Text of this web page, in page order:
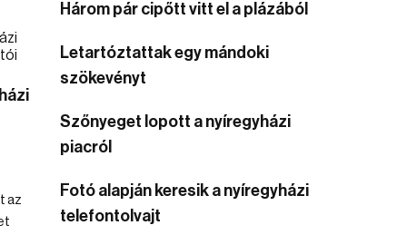
az
Három pár cipőtt vitt el a plázából
Letartóztattak egy mándoki
szökevényt
Szőnyeget lopott a nyíregyházi
piacról
Fotó alapján keresik a nyíregyházi
telefontolvajt